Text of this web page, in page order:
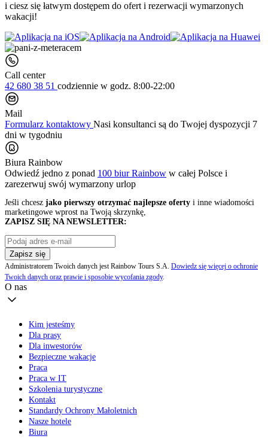
i ciesz się łatwym dostępem do ofert i rezerwacji wymarzonych
wakacji!
Call center
42 680 38 51 codziennie w godz. 8:00-22:00
Mail
Formularz kontaktowy Nasi konsultanci są do Twojej dyspozycji 7
dni w tygodniu
Biura Rainbow
Odwiedź jedno z ponad 100 biur Rainbow w całej Polsce i
zarezerwuj swój wymarzony urlop
Jeśli chcesz jako pierwszy otrzymać najlepsze oferty i inne wiadomości
marketingowe wprost na Twoją skrzynkę,
ZAPISZ SIĘ NA NEWSLETTER:
Zapisz się
Administratorem Twoich danych jest Rainbow Tours S.A. Dowiedz się więcej o ochronie
Twoich danych oraz prawie i sposobie wycofania zgody.
O nas
Kim jesteśmy
Dla prasy
Dla inwestorów
Bezpieczne wakacje
Praca
Praca w IT
Szkolenia turystyczne
Kontakt
Standardy Ochrony Małoletnich
Nasze hotele
Biura